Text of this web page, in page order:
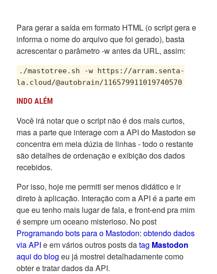
Para gerar a saída em formato HTML (o script gera e
informa o nome do arquivo que foi gerado), basta
acrescentar o parâmetro -w antes da URL, assim:
./mastotree.sh -w https://arram.senta-
la.cloud/@autobrain/116579911019740570
INDO ALÉM
Você irá notar que o script não é dos mais curtos,
mas a parte que interage com a API do Mastodon se
concentra em meia dúzia de linhas - todo o restante
são detalhes de ordenação e exibição dos dados
recebidos.
Por isso, hoje me permiti ser menos didático e ir
direto à aplicação. Interação com a API é a parte em
que eu tenho mais lugar de fala, e front-end pra mim
é sempre um oceano misterioso. No post
Programando bots para o Mastodon: obtendo dados
via API e em vários outros posts datag Mastodon
aqui do blog eu já mostrei detalhadamente como
obter e tratar dados da API.